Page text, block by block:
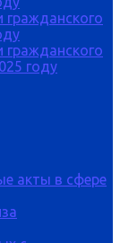
году
акты в сфере